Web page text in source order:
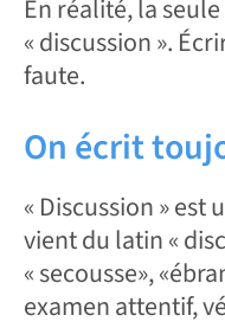
En réalité, la
« discussion ».
faute.
On écrit
« Discussion »
vient du latin «
« secousse»,
examen attentif,